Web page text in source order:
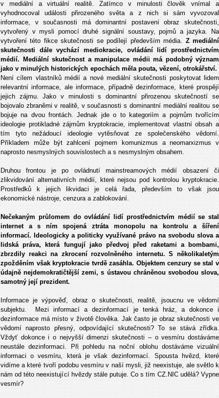
v mediální a virtuální realitě. Zatímco v minulosti člověk vnímal a
vyhodnocoval události přirozeného světa a z nich si sám vyvozoval
informace, v současnosti má dominantní postavení obraz skutečnosti,
vytvořený v mysli pomocí druhé signální soustavy, pojmů a jazyka. Na
vytvoření této fikce skutečnosti se podílejí především média. Z mediální
skutečnosti dále vychází mediokracie, ovládání lidí prostřednictvím
médií. Mediální skutečnost a manipulace médii má podobný význam
jako v minulých historických epochách měla pouta, vězení, otrokářství.
Není cílem vlastníků médií a nové mediální skutečnosti poskytovat lidem
relevantní informace, ale informace, případně dezinformace, které prospějí
jejich zájmu. Jako v minulosti s dominantní přirozenou skutečností se
bojovalo zbraněmi v realitě, v současnosti s dominantní mediální realitou se
bojuje na dvou frontách. Jednak jde o to kategoriím a pojmům tvořícím
ideologie protikladné zájmům kryptokracie, implementovat vlastní obsah a
tím tyto nežádoucí ideologie vytěsňovat ze společenského vědomí.
Příkladem může být zahlcení pojmem komunizmus a neomarxizmus v
naprosto nesmyslných souvislostech a s nesmyslným obsahem.
Druhou frontou je po ovládnutí mainstreamových médií obsazení či
zlikvidování alternativních médií, které nejsou pod kontrolou kryptokracie.
Prostředků k jejich likvidaci je celá řada, především to však jsou
ekonomické nástroje, cenzura a zablokování.
Nečekaným průlomem do ovládání lidí prostřednictvím médií se stal
internet a s ním spojená ztráta monopolu na kontrolu a šíření
informací. Ideologicky a politicky využívané právo na svobodu slova a
lidská práva, která fungují jako předvoj před raketami a bombami,
zbrzdily reakci na zkrocení rozvolněného internetu. S několikaletým
zpožděním však kryptokracie tvrdě zasáhla. Objektem cenzury se stal v
údajně nejdemokratičtější zemi, s ústavou chráněnou svobodou slova,
samotný její prezident.
Informace je výpověď, obraz o skutečnosti, realitě, jsoucnu ve vědomí
subjektu. Mezi informací a dezinformací je tenká hráz, a dokonce i
dezinformace má místo v životě člověka. Jak často je obraz skutečnosti ve
vědomí naprosto přesný, odpovídající skutečnosti? To se stává zřídka.
Vždyť dokonce i o nejvyšší dimenzi skutečnosti – o vesmíru dostáváme
neustále dezinformaci. Při pohledu na noční oblohu dostáváme vizuální
informaci o vesmíru, která je však dezinformací. Spousta hvězd, které
vidíme a které tvoří podobu vesmíru v naší mysli, již neexistuje, ale světlo k
nám od této neexistující hvězdy stále putuje. Co s tím CZ.NIC udělá? Vypne
vesmír?